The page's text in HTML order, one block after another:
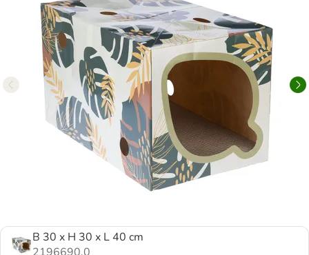
B 30 x H 30 x L 40 cm